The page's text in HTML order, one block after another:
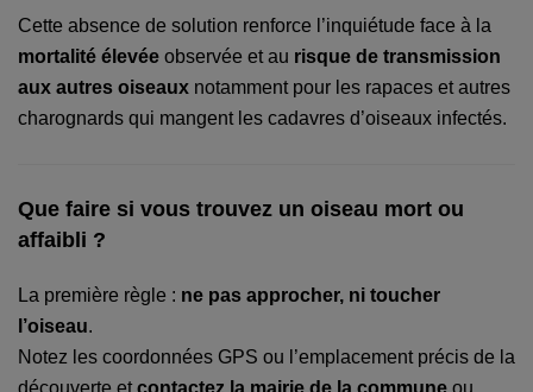
Cette absence de solution renforce l’inquiétude face à la
mortalité élevée observée et au risque de transmission
aux autres oiseaux notamment pour les rapaces et autres
charognards qui mangent les cadavres d’oiseaux infectés.
Que faire si vous trouvez un oiseau mort ou
affaibli ?
La première règle : ne pas approcher, ni toucher
l’oiseau.
Notez les coordonnées GPS ou l’emplacement précis de la
découverte etcontactez la mairie de la commune ou